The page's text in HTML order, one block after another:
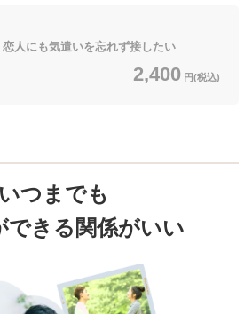
にも気遣いを忘れず接したい
2,400 円(税込)
いつまでも
できる関係がいい